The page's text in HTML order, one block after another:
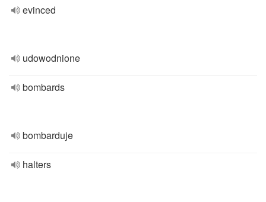
evinced
udowodnione
bombards
bombarduje
halters